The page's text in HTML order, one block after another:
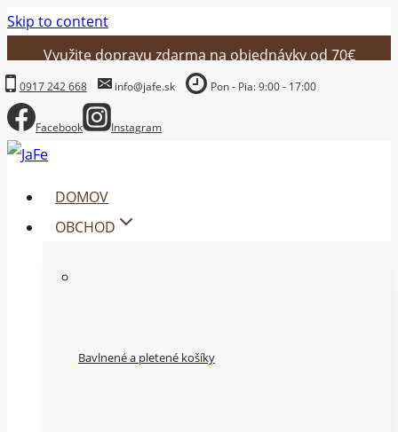
Skip to content
Využite dopravu zdarma na objednávky od 70€
0917 242 668 info@jafe.sk Pon - Pia: 9:00 - 17:00
Facebook Instagram
DOMOV
OBCHOD
Bavlnené a pletené košíky